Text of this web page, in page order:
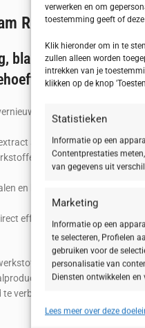
verwerken en om
toestemming geeft of
Klik hieronder om in te
zullen alleen worden
intrekken van je
klikken op de knop
Statistieken
Informatie op een
Contentprestaties
van gegevens uit
Marketing
Informatie op een
te selecteren, Profielen
gebruiken voor de
personalisatie van
Diensten ontwikkelen en
Toepassingen
Lees meer over deze
Rich (5.2)
blauw licht of
huid en
huid
stimuleert je huideigen
bij het bouwen van
en beschermen tegen
effect tegen te gaan,
om je huideigen
op basis van de
verbeteren. Het wordt